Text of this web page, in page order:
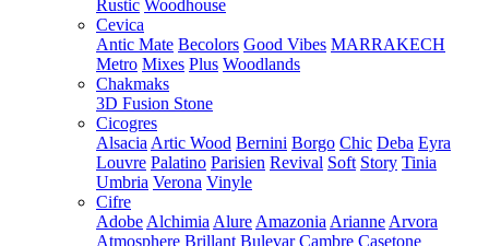
Rustic Woodhouse
Cevica
Antic Mate Becolors Good Vibes MARRAKECH
Metro Mixes Plus Woodlands
Chakmaks
3D Fusion Stone
Cicogres
Alsacia Artic Wood Bernini Borgo Chic Deba Eyra
Louvre Palatino Parisien Revival Soft Story Tinia
Umbria Verona Vinyle
Cifre
Adobe Alchimia Alure Amazonia Arianne Arvora
Atmosphere Brillant Bulevar Cambre Casetone